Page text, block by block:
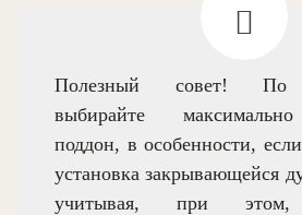
Полезный совет! По
выбирайте
поддон, в особенности,
установка закрывающейся
учитывая, при этом,